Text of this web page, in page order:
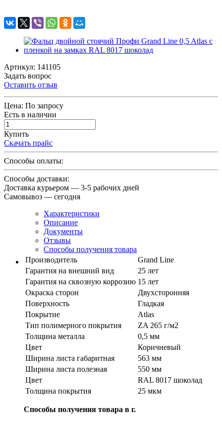
Артикул: 141105
Задать вопрос
Оставить отзыв
Цена: По запросу
Есть в наличии
Купить
Скачать прайс
Способы оплаты:
Способы доставки:
Доставка курьером — 3-5 рабочих дней
Самовывоз — сегодня
Характеристики
Описание
Документы
Отзывы
Способы получения товара
Производитель
Grand Line
Гарантия на внешний вид
25 лет
Гарантия на сквозную коррозию 15 лет
Окраска сторон
Двухсторонняя
Поверхность
Гладкая
Покрытие
Atlas
Тип полимерного покрытия
ZA 265 г/м2
Толщина металла
0,5 мм
Цвет
Коричневый
Ширина листа габаритная
563 мм
Ширина листа полезная
550 мм
Цвет
RAL 8017 шоколад
Толщина покрытия
25 мкм
Способы получения товара в г.